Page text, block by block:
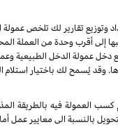
وتوزيع تقارير لك تلخص
أقرب وحدة من العملة
عمولة الدخل الطبيعية
باختيارها. وقد يُسمح لك باختيار
الأساسية لموقع أمازون خلال 60 يوما من انتهاء الشهر
بالنسبة الى معايير عمل